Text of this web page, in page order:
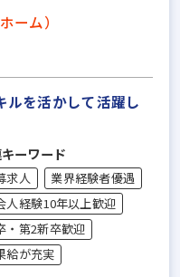
ーム）
ルを活かして活躍し
ーワード
求人
業界経験者優遇
人経験10年以上歓迎
・第2新卒歓迎
給が充実